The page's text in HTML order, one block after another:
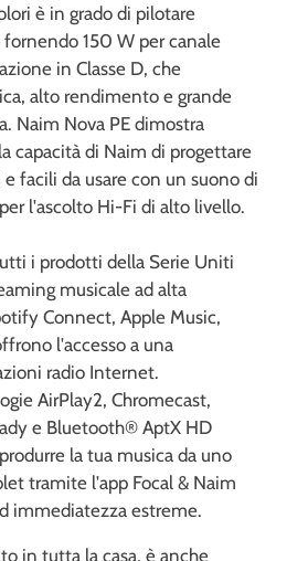
è in grado di pilotare
150 W per canale
in Classe D, che
alto rendimento e grande
Naim Nova PE dimostra
capacità di Naim di progettare
facili da usare con un suono di
l'ascolto Hi-Fi di alto livello.
i prodotti della Serie Uniti
musicale ad alta
Connect, Apple Music,
l'accesso a una
radio Internet.
AirPlay2, Chromecast,
e Bluetooth® AptX HD
la tua musica da uno
tramite l'app Focal & Naim
immediatezza estreme.
in tutta la casa, è anche